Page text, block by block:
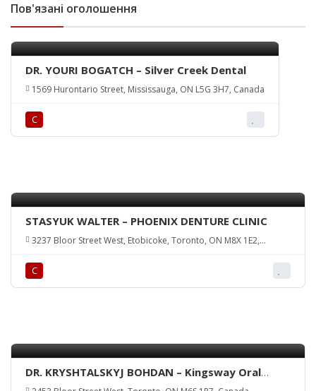
Пов'язані оголошення
DR. YOURI BOGATCH – Silver Creek Dental
1569 Hurontario Street, Mississauga, ON L5G 3H7, Canada
С
STASYUK WALTER – PHOENIX DENTURE CLINIC
3237 Bloor Street West, Etobicoke, Toronto, ON M8X 1E2,
С
DR. KRYSHTALSKYJ BOHDAN – Kingsway Oral
Surgery